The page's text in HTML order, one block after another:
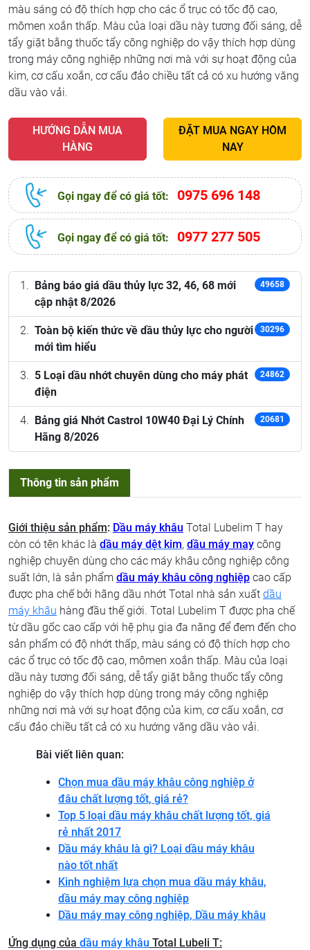
màu sáng có độ thích hợp cho các ổ trục có tốc độ cao,
mômen xoắn thấp. Màu của loại dầu này tương đối sáng, dễ
tẩy giặt bằng thuốc tẩy công nghiệp do vậy thích hợp dùng
trong máy công nghiệp những nơi mà với sự hoạt động của
kim, cơ cấu xoắn, cơ cấu đảo chiều tất cả có xu hướng văng
dầu vào vải.
HƯỚNG DẪN MUA
HÀNG
ĐẶT MUA NGAY HÔM
NAY
Gọi ngay để có giá tốt: 0975 696 148
Gọi ngay để có giá tốt: 0977 277 505
Bảng báo giá dầu thủy lực 32, 46, 68 mới
cập nhật 8/2026
49658
Toàn bộ kiến thức về dầu thủy lực cho người
mới tìm hiểu
30296
5 Loại dầu nhớt chuyên dùng cho máy phát
điện
24862
Bảng giá Nhớt Castrol 10W40 Đại Lý Chính
Hãng 8/2026
20681
Thông tin sản phẩm
Giới thiệu sản phẩm: Dầu máy khâu Total Lubelim T hay
còn có tên khác là dầu máy dệt kim, dầu máy may công
nghiệp chuyên dùng cho các máy khâu công nghiệp công
suất lớn, là sản phẩm dầu máy khâu công nghiệp cao cấp
được pha chế bởi hãng dầu nhớt Total nhà sản xuất dầu
máy khâu hàng đầu thế giới. Total Lubelim T được pha chế
từ dầu gốc cao cấp với hệ phụ gia đa năng để đem đến cho
sản phẩm có độ nhớt thấp, màu sáng có độ thích hợp cho
các ổ trục có tốc độ cao, mômen xoắn thấp. Màu của loại
dầu này tương đối sáng, dễ tẩy giặt bằng thuốc tẩy công
nghiệp do vậy thích hợp dùng trong máy công nghiệp
những nơi mà với sự hoạt động của kim, cơ cấu xoắn, cơ
cấu đảo chiều tất cả có xu hướng văng dầu vào vải.
Bài viết liên quan:
Chọn mua dầu máy khâu công nghiệp ở
đâu chất lượng tốt, giá rẻ?
Top 5 loại dầu máy khâu chất lượng tốt, giá
rẻ nhất 2017
Dầu máy khâu là gì? Loại dầu máy khâu
nào tốt nhất
Kinh nghiệm lựa chọn mua dầu máy khâu,
dầu máy may công nghiệp
Dầu máy may công nghiệp, Dầu máy khâu
Ứng dụng của dầu máy khâu Total Lubeli T: